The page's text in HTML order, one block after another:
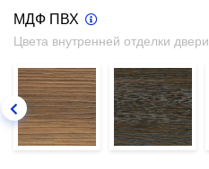
МДФ ПВХ
Цвета внутренней отделки двери